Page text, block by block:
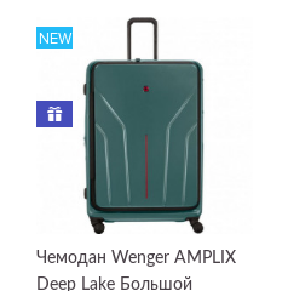
Чемодан Wenger AMPLIX
Deep Lake Большой
NEW